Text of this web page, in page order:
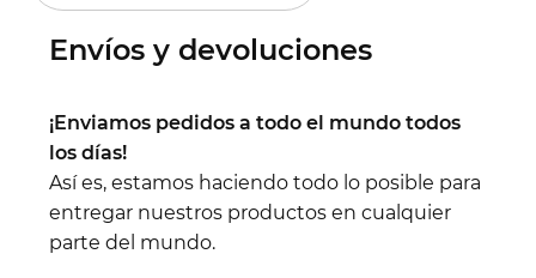
Envíos y devoluciones
¡Enviamos pedidos a todo el mundo todos
los días!
Así es, estamos haciendo todo lo posible para
entregar nuestros productos en cualquier
parte del mundo.